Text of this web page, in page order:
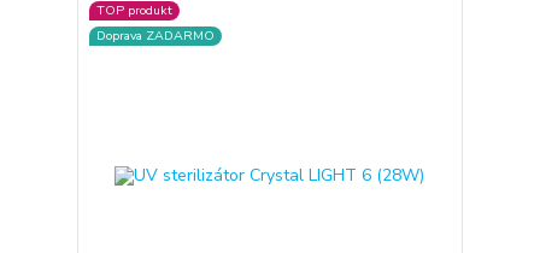
TOP produkt
Doprava ZADARMO